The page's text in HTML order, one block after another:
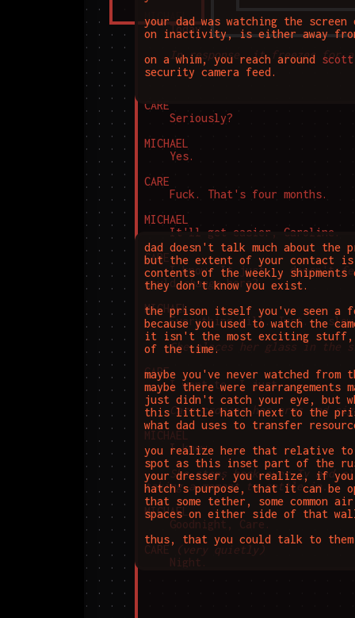
MICHAEL
	Today.
In response, it freezes for a
CARE
MICHAEL
CARE
MICHAEL
CARE
	I know. It just... doesn't
could change here?
MICHAEL
	Everything will. Just... slowly. Be patient.
She places her glass in the
CARE
	I want to, I just...
Care crosses her arms and
MICHAEL
	I know.
She steps back over Ty and
taking a moment to settle in.
MICHAEL
	Goodnight, Care.
CARE (very quietly)
	Night.
your dad was watching the
on inactivity, is either away
on a whim, you reach around scott
security camera feed.
dad doesn't talk much about the
but the extent of your contact
contents of the weekly
they don't know you exist.
the prison itself you've seen a
because you used to watch the
it isn't the most exciting stuff,
of the time.
maybe you've never watched
maybe there were
just didn't catch your eye, but
this little hatch next to the
what dad uses to transfer
you realize here that relative
spot as this inset part of the
your dresser. you realize, if
hatch's purpose, that it can be
that some tether, some common
spaces on either side of that
thus, that you could talk to